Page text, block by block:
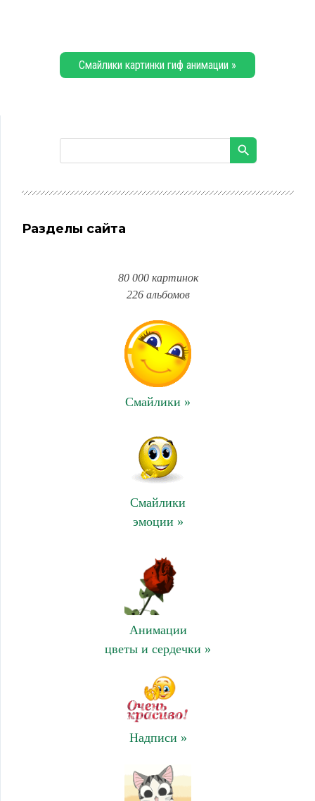
Смайлики картинки гиф анимации »
Разделы сайта
80 000 картинок
226 альбомов
Смайлики »
Смайлики
эмоции »
Анимации
цветы и сердечки »
Надписи »